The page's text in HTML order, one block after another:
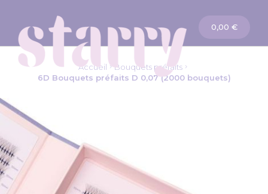
Panier
0,00 €
Passer
fin
de
la
galerie
Accueil
Bouquets préfaits
6D Bouquets préfaits D 0,07 (2000 bouquets)